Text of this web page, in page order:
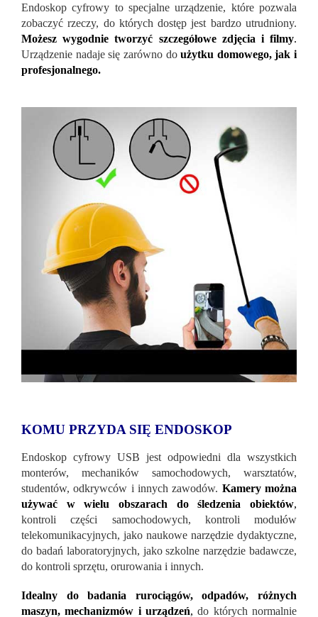
Endoskop cyfrowy to specjalne urządzenie, które pozwala
zobaczyć rzeczy, do których dostęp jest bardzo utrudniony.
Możesz wygodnie tworzyć szczegółowe zdjęcia i filmy.
Urządzenie nadaje się zarówno doużytku domowego, jak i
profesjonalnego.
KOMU PRZYDA SIĘ ENDOSKOP
Endoskop cyfrowy USB jest odpowiedni dla wszystkich
monterów, mechaników samochodowych, warsztatów,
studentów, odkrywców i innych zawodów. Kamery można
używać w wielu obszarach do śledzenia obiektów,
kontroli części samochodowych, kontroli modułów
telekomunikacyjnych, jako naukowe narzędzie dydaktyczne,
do badań laboratoryjnych, jako szkolne narzędzie badawcze,
do kontroli sprzętu, orurowania i innych.
Idealny do badania rurociągów, odpadów, różnych
maszyn, mechanizmów i urządzeń, do których normalnie